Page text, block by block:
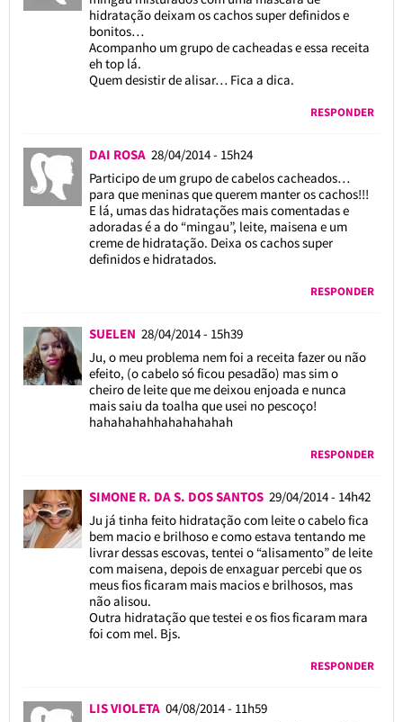
hidratação deixam os cachos super definidos e
bonitos…
Acompanho um grupo de cacheadas e essa receita
eh top lá.
Quem desistir de alisar… Fica a dica.
RESPONDER
DAI ROSA 28/04/2014 - 15h24
Participo de um grupo de cabelos cacheados…
para que meninas que querem manter os cachos!!!
E lá, umas das hidratações mais comentadas e
adoradas é a do “mingau”, leite, maisena e um
creme de hidratação. Deixa os cachos super
definidos e hidratados.
RESPONDER
SUELEN 28/04/2014 - 15h39
Ju, o meu problema nem foi a receita fazer ou não
efeito, (o cabelo só ficou pesadão) mas sim o
cheiro de leite que me deixou enjoada e nunca
mais saiu da toalha que usei no pescoço!
hahahahahhahahahahah
RESPONDER
SIMONE R. DA S. DOS SANTOS 29/04/2014 - 14h42
Ju já tinha feito hidratação com leite o cabelo fica
bem macio e brilhoso e como estava tentando me
livrar dessas escovas, tentei o “alisamento” de leite
com maisena, depois de enxaguar percebi que os
meus fios ficaram mais macios e brilhosos, mas
não alisou.
Outra hidratação que testei e os fios ficaram mara
foi com mel. Bjs.
RESPONDER
LIS VIOLETA 04/08/2014 - 11h59